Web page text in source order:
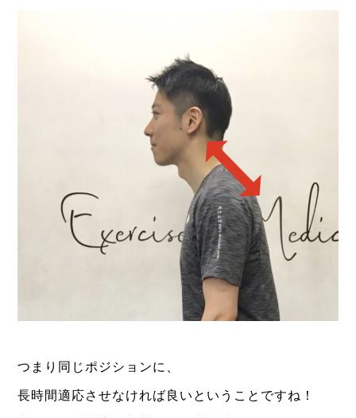
つまり同じポジションに、
長時間適応させなければ良いということですね！